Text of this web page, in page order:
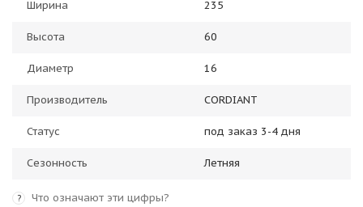
Ширина 235
Высота 60
Диаметр 16
Производитель CORDIANT
Статус под заказ 3-4 дня
Сезонность Летняя
? Что означают эти цифры?